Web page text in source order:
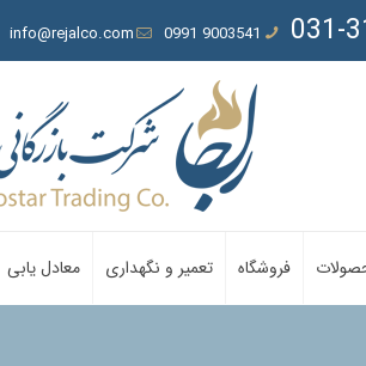
031-
9003541 0991
info@rejalco.com
فروشگاه تعمیر و نگهداری معادل یابی